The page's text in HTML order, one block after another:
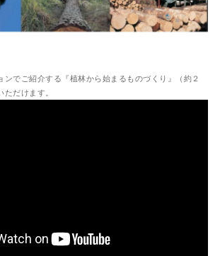
ンでご紹介する『植林から始まるものづくり』（約２
だけます。